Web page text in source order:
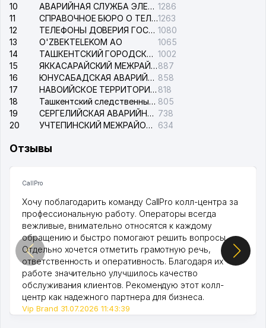
10
АВАРИЙНАЯ СЛУЖБА ЭЛЕКТРОСЕТИ ТАШКЕНТСКОГО РАЙОНА 1286
11
СПРАВОЧНОЕ БЮРО О ТЕЛЕФОНАХ ОРГАНИЗАЦИЙ г. ТАШКЕНТА1263
12
ТЕЛЕФОНЫ ДОВЕРИЯ ГОСУДАРСТВЕННОГО ЦЕНТРА ТЕСТИРОВАНИЯ 1080
13
O'ZBEKTELEKOM АО
1065
14
ТАШКЕНТСКИЙ ГОРОДСКОЙ СУД ПО ГРАЖДАНСКИМ ДЕЛАМ 1002
15
ЯККАСАРАЙСКИЙ МЕЖРАЙОННЫЙ СУД ПО ГРАЖДАНСКИМ ДЕЛАМ887
16
ЮНУСАБАДСКАЯ АВАРИЙНАЯ СЛУЖБА ЭЛЕКТРОСЕТИ 858
17
НАВОИЙСКОЕ ТЕРРИТОРИАЛЬНОЕ ПРЕДПРИЯТИЕ ЭЛЕКТРОСЕТИ АО 818
18
Ташкентский следственный изолятор 805
19
СЕРГЕЛИЙСКАЯ АВАРИЙНАЯ СЛУЖБА ЭЛЕКТРОСЕТИ 738
20
УЧТЕПИНСКИЙ МЕЖРАЙОННЫЙ СУД ПО ГРАЖДАНСКИМ ДЕЛАМ 634
Отзывы
CallPro
Хочу поблагодарить команду CallPro колл-центра за
профессиональную работу. Операторы всегда
вежливые, внимательно относятся к каждому
обращению и быстро помогают решить вопросы.
Отдельно хочется отметить грамотную речь,
ответственность и оперативность. Благодаря их
работе значительно улучшилось качество
обслуживания клиентов. Рекомендую этот колл-
центр как надежного партнера для бизнеса.
Vip Brand 31.07.2026 11:43:39